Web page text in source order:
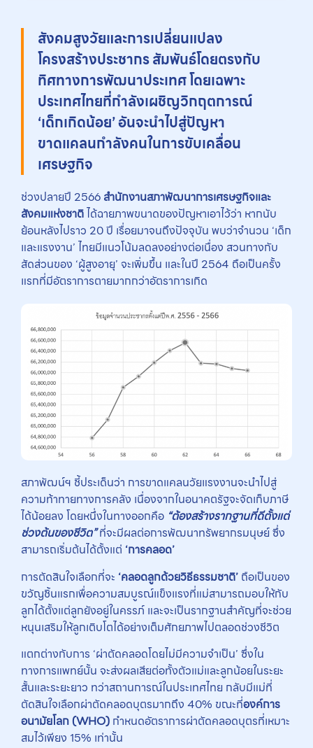
สังคมสูงวัยและการเปลี่ยนแปลง
โครงสร้างประชากร สัมพันธ์โดยตรงกับ
ทิศทางการพัฒนาประเทศ โดยเฉพาะ
ประเทศไทยที่กำลังเผชิญวิกฤตการณ์
‘เด็กเกิดน้อย’ อันจะนำไปสู่ปัญหา
ขาดแคลนกำลังคนในการขับเคลื่อน
เศรษฐกิจ
ช่วงปลายปี 2566 สำนักงานสภาพัฒนาการเศรษฐกิจและ
สังคมแห่งชาติได้ฉายภาพขนาดของปัญหาเอาไว้ว่า หากนับ
ย้อนหลังไปราว 20 ปี เรื่อยมาจนถึงปัจจุบัน พบว่าจำนวน ‘เด็ก
และแรงงาน’ ไทยมีแนวโน้มลดลงอย่างต่อเนื่อง สวนทางกับ
สัดส่วนของ ‘ผู้สูงอายุ’ จะเพิ่มขึ้น และในปี 2564 ถือเป็นครั้ง
แรกที่มีอัตราการตายมากกว่าอัตราการเกิด
สภาพัฒน์ฯ ชี้ประเด็นว่า การขาดแคลนวัยแรงงานจะนำไปสู่
ความท้าทายทางการคลัง เนื่องจากในอนาคตรัฐจะจัดเก็บภาษี
ได้น้อยลง โดยหนึ่งในทางออกคือ “ต้องสร้างรากฐานที่ดีตั้งแต่
ช่วงต้นของชีวิต”ที่จะมีผลต่อการพัฒนาทรัพยากรมนุษย์ ซึ่ง
สามารถเริ่มต้นได้ตั้งแต่ ‘การคลอด’
การตัดสินใจเลือกที่จะ ‘คลอดลูกด้วยวิธีธรรมชาติ’ ถือเป็นของ
ขวัญชิ้นแรกเพื่อความสมบูรณ์แข็งแรงที่แม่สามารถมอบให้กับ
ลูกได้ตั้งแต่ลูกยังอยู่ในครรภ์ และจะเป็นรากฐานสำคัญที่จะช่วย
หนุนเสริมให้ลูกเติบโตได้อย่างเต็มศักยภาพไปตลอดช่วงชีวิต
แตกต่างกับการ ‘ผ่าตัดคลอดโดยไม่มีความจำเป็น’ ซึ่งใน
ทางการแพทย์นั้น จะส่งผลเสียต่อทั้งตัวแม่และลูกน้อยในระยะ
สั้นและระยะยาว ทว่าสถานการณ์ในประเทศไทย กลับมีแม่ที่
ตัดสินใจเลือกผ่าตัดคลอดบุตรมากถึง 40% ขณะที่องค์การ
อนามัยโลก (WHO) กำหนดอัตราการผ่าตัดคลอดบุตรที่เหมาะ
สมไว้เพียง 15% เท่านั้น